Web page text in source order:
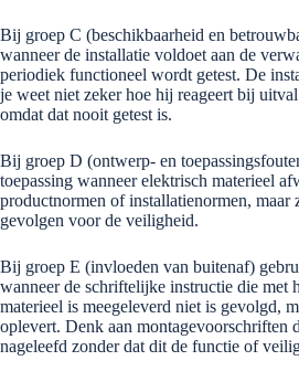
Bij groep C (beschikbaarheid en
wanneer de installatie voldoet aan de
periodiek functioneel wordt getest. De
je weet niet zeker hoe hij reageert bij
omdat dat nooit getest is.
Bij groep D (ontwerp- en
toepassing wanneer elektrisch materieel
productnormen of installatienormen, maar
gevolgen voor de veiligheid.
Bij groep E (invloeden van buitenaf)
wanneer de schriftelijke instructie die met
materieel is meegeleverd niet is gevolgd,
oplevert. Denk aan montagevoorschriften
nageleefd zonder dat dit de functie of